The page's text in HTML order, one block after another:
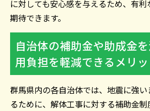
に対しても安心感を与えるため、有
期待できます。
自治体の補助金や助成金
用負担を軽減できるメリ
群馬県内の各自治体では、地震に強
るために、解体工事に対する補助金